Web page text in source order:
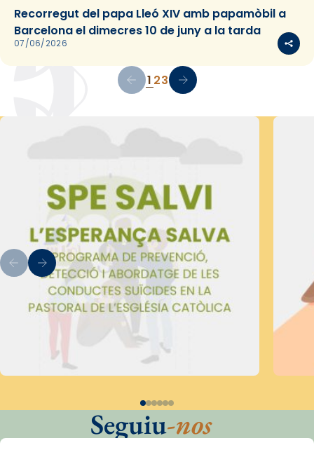
Recorregut del papa Lleó XIV amb papamòbil a
Barcelona el dimecres 10 de juny a la tarda
07/06/2026
1 23
Seguiu-nos